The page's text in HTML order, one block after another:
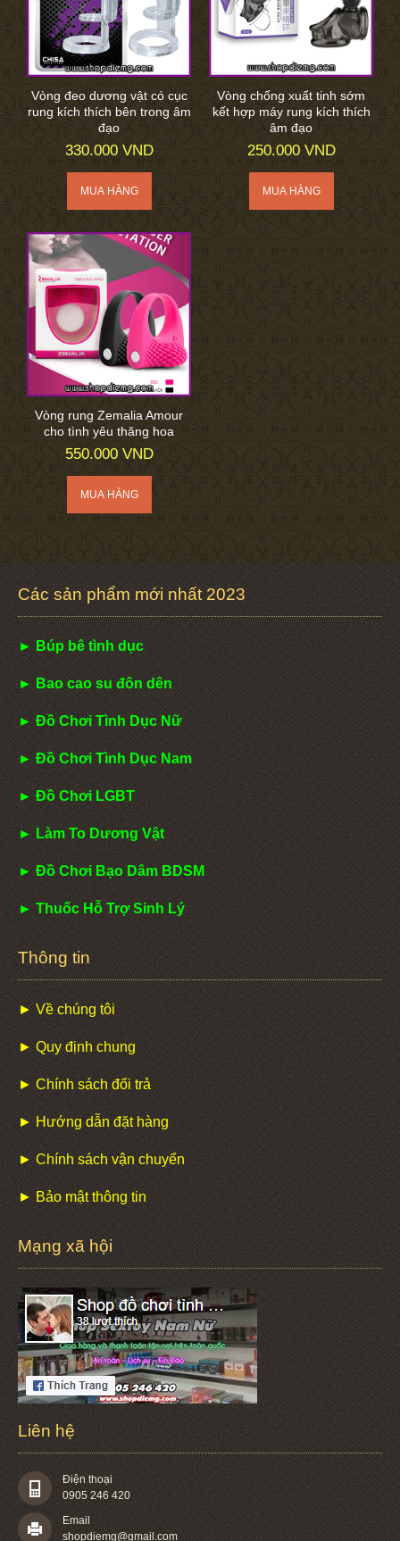
Vòng đeo dương vật có cục
rung kích thích bên trong âm
đạo
330.000 VND
Vòng chống xuất tinh sớm
kết hợp máy rung kích thích
âm đạo
250.000 VND
Vòng rung Zemalia Amour
cho tình yêu thăng hoa
550.000 VND
Các sản phẩm mới nhất 2023
► Búp bê tình dục
► Bao cao su đôn dên
► Đồ Chơi Tình Dục Nữ
► Đồ Chơi Tình Dục Nam
► Đồ Chơi LGBT
► Làm To Dương Vật
► Đồ Chơi Bạo Dâm BDSM
► Thuốc Hỗ Trợ Sinh Lý
Thông tin
► Về chúng tôi
► Quy định chung
► Chính sách đổi trả
► Hướng dẫn đặt hàng
► Chính sách vận chuyển
► Bảo mật thông tin
Mạng xã hội
Liên hệ
Điện thoại
0905 246 420
Email
shopdiemg@gmail.com